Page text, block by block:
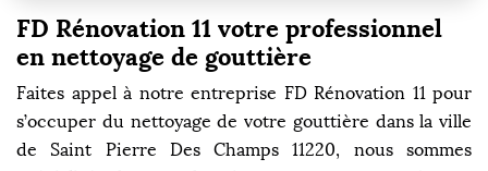
FD Rénovation 11 votre professionnel
en nettoyage de gouttière
Faites appel à notre entreprise FD Rénovation 11 pour
s’occuper du nettoyage de votre gouttière dans la ville
de Saint Pierre Des Champs 11220, nous sommes